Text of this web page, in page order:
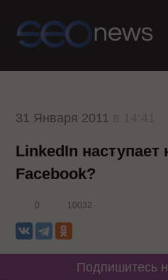
31 Января 2011
LinkedIn наступает
Facebook?
0 10032
Подпишитесь